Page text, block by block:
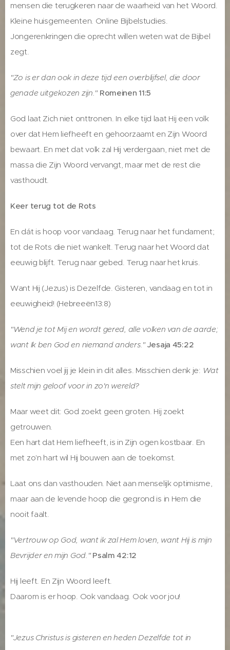
mensen die terugkeren naar de waarheid van het Woord.
Kleine huisgemeenten. Online Bijbelstudies.
Jongerenkringen die oprecht willen weten wat de Bijbel
zegt.
"Zo is er dan ook in deze tijd een overblijfsel, die door
genade uitgekozen zijn." Romeinen 11:5
God laat Zich niet onttronen. In elke tijd laat Hij een volk
over dat Hem liefheeft en gehoorzaamt en Zijn Woord
bewaart. En met dat volk zal Hij verdergaan, niet met de
massa die Zijn Woord vervangt, maar met de rest die
vasthoudt.
Keer terug tot de Rots
En dát is hoop voor vandaag. Terug naar het fundament;
tot de Rots die niet wankelt. Terug naar het Woord dat
eeuwig blijft. Terug naar gebed. Terug naar het kruis.
Want Hij (Jezus) is Dezelfde. Gisteren, vandaag en tot in
eeuwigheid! (Hebreeën13:8)
"Wend je tot Mij en wordt gered, alle volken van de aarde;
want Ik ben God en niemand anders." Jesaja 45:22
Misschien voel jij je klein in dit alles. Misschien denk je: Wat
stelt mijn geloof voor in zo'n wereld?
Maar weet dit: God zoekt geen groten. Hij zoekt
getrouwen.
Een hart dat Hem liefheeft, is in Zijn ogen kostbaar. En
met zo'n hart wil Hij bouwen aan de toekomst.
Laat ons dan vasthouden. Niet aan menselijk optimisme,
maar aan de levende hoop die gegrond is in Hem die
nooit faalt.
"Vertrouw op God, want ik zal Hem loven, want Hij is mijn
Bevrijder en mijn God." Psalm 42:12
Hij leeft. En Zijn Woord leeft.
Daarom is er hoop. Ook vandaag. Ook voor jou!
"Jezus Christus is gisteren en heden Dezelfde tot in